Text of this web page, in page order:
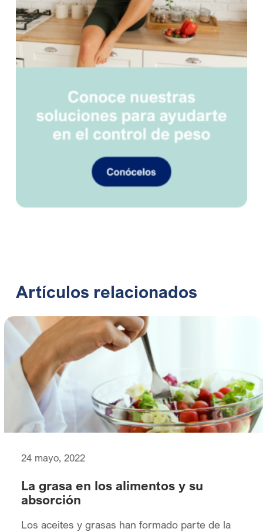
Artículos relacionados
24 mayo, 2022
La grasa en los alimentos y su
absorción
Los aceites y grasas han formado parte de la